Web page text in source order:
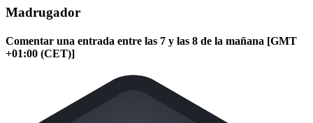
Madrugador
Comentar una entrada entre las 7 y las 8 de la mañana [GMT
+01:00 (CET)]